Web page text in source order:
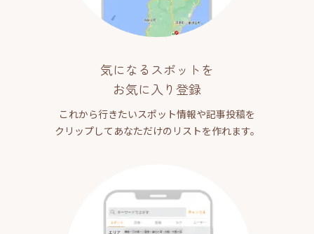
気になるスポットを
お気に入り登録
これから行きたいスポット情報や記事投稿を
クリップしてあなただけのリストを作れます。